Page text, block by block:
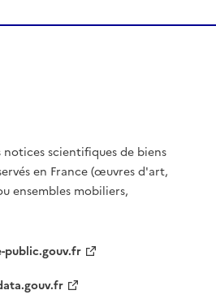
scientifiques de biens
en France (œuvres d'art,
ensembles mobiliers,
public.gouv.fr